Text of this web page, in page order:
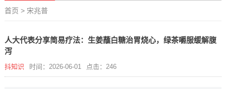
首页 > 宋兆普
人大代表分享简易疗法：生姜蘸白糖治胃烧心，绿茶嚼服缓解腹
泻
抖知识 时间：2026-06-01 点击：246